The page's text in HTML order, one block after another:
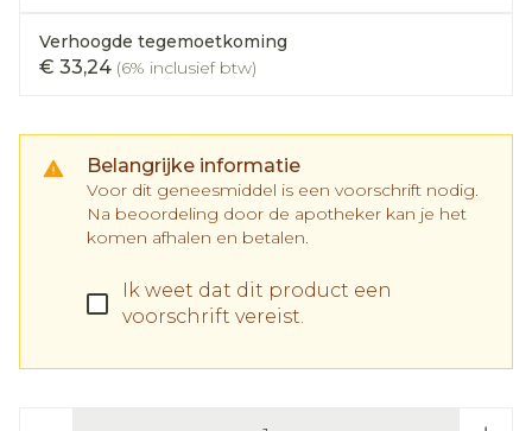
Verhoogde tegemoetkoming
€ 33,24 (6% inclusief btw)
Belangrijke informatie
Voor dit geneesmiddel is een voorschrift nodig.
Na beoordeling door de apotheker kan je het
komen afhalen en betalen.
Ik weet dat dit product een
voorschrift vereist.